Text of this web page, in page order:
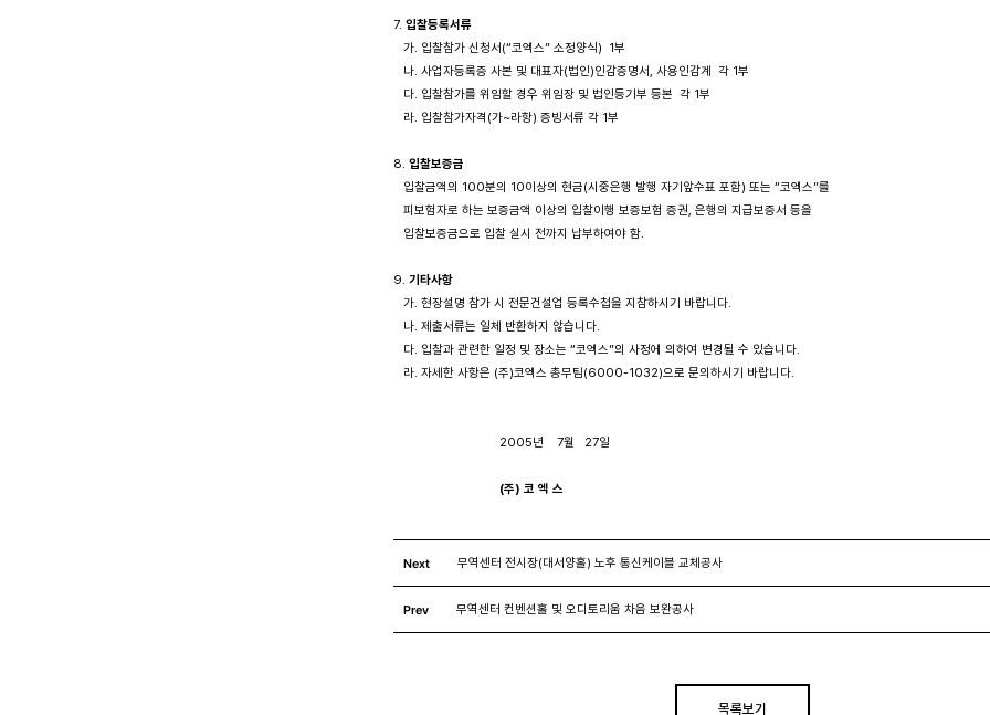
7. 입찰등록서류
   가. 입찰참가 신청서(“코엑스” 소정양식)  1부
   나. 사업자등록증 사본 및 대표자(법인)인감증명서, 사용인감계  각 1부
   다. 입찰참가를 위임할 경우 위임장 및 법인등기부 등본  각 1부
   라. 입찰참가자격(가~라항) 증빙서류 각 1부
8. 입찰보증금
   입찰금액의 100분의 10이상의 현금(시중은행 발행 자기앞수표 포함) 또는 “코엑스”를
   피보험자로 하는 보증금액 이상의 입찰이행 보증보험 증권, 은행의 지급보증서 등을
   입찰보증금으로 입찰 실시 전까지 납부하여야 함.
9. 기타사항
   가. 현장설명 참가 시 전문건설업 등록수첩을 지참하시기 바랍니다.
   나. 제출서류는 일체 반환하지 않습니다.
   다. 입찰과 관련한 일정 및 장소는 “코엑스”의 사정에 의하여 변경될 수 있습니다.
   라. 자세한 사항은 (주)코엑스 총무팀(6000-1032)으로 문의하시기 바랍니다.
                                2005년    7월   27일
(주) 코 엑 스
Next 무역센터 전시장(대서양홀) 노후 통신케이블 교체공사
Prev 무역센터 컨벤션홀 및 오디토리움 차음 보완공사
목록보기